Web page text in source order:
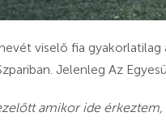
viselő fia
Jelenleg Az
amikor ide